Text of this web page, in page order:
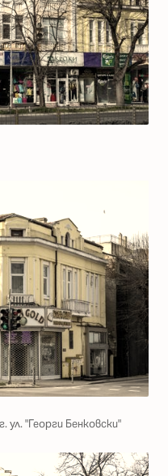
ул. "Георги Бенковски"